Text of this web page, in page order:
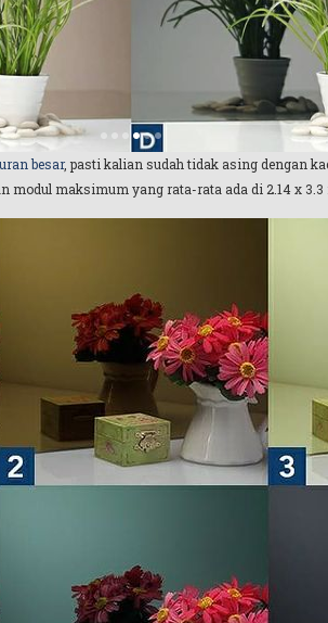
besar, pasti kalian sudah tidak asing dengan
maksimum yang rata-rata ada di 2.14 x